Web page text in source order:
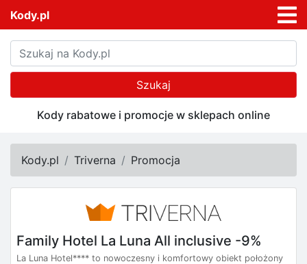
Kody.pl
Szukaj
Kody rabatowe i promocje w sklepach online
Kody.pl Triverna Promocja
Family Hotel La Luna All inclusive -9%
La Luna Hotel**** to nowoczesny i komfortowy obiekt położony